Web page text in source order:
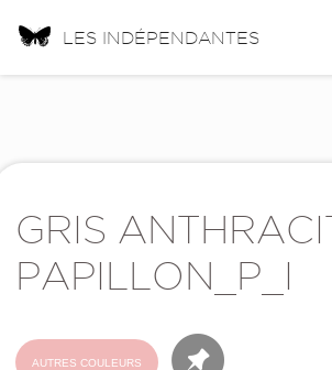
LES INDÉPENDANTES
GRIS
PAPILLON_P_I
AUTRES COULEURS